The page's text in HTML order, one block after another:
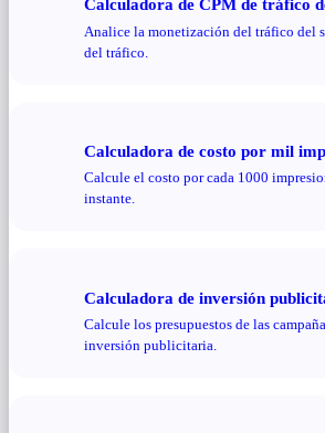
Calculadora de CPM de tráfico
Analice la monetización del tráfico del
del tráfico.
Calculadora de costo por mil
Calcule el costo por cada 1000
instante.
Calculadora de inversión
Calcule los presupuestos de las
inversión publicitaria.